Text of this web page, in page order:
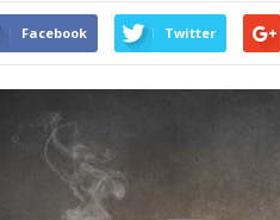
Facebook Twitter